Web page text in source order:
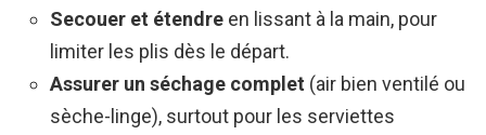
Secouer et étendre en lissant à la main, pour
limiter les plis dès le départ.
Assurer un séchage complet (air bien ventilé ou
sèche-linge), surtout pour les serviettes